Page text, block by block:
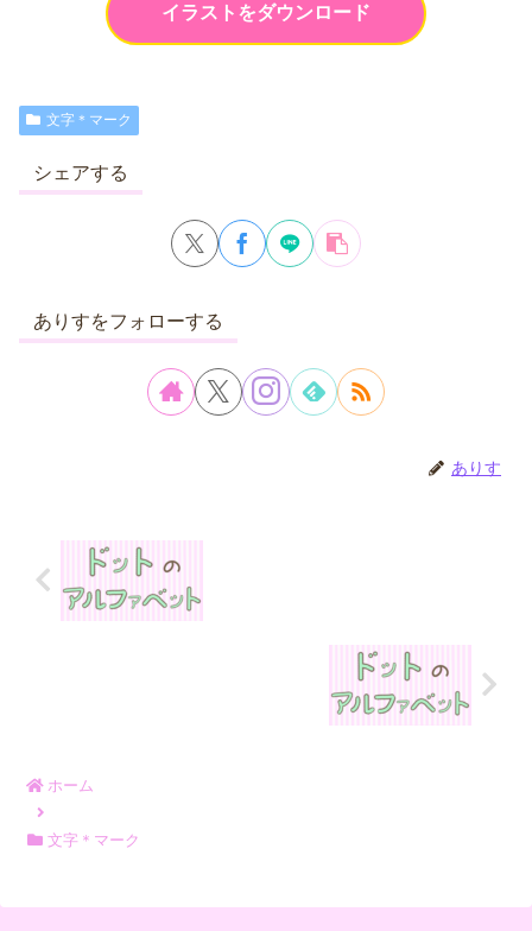
イラストをダウンロード
文字＊マーク
シェアする
ありすをフォローする
ありす
ホーム
文字＊マーク